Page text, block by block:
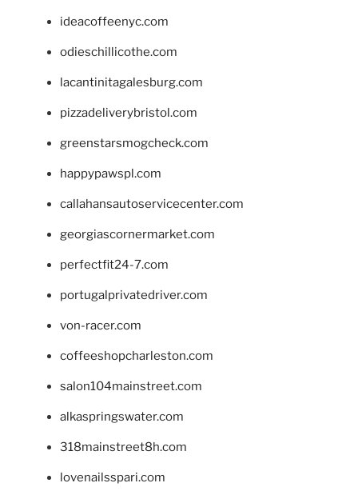
ideacoffeenyc.com
odieschillicothe.com
lacantinitagalesburg.com
pizzadeliverybristol.com
greenstarsmogcheck.com
happypawspl.com
callahansautoservicecenter.com
georgiascornermarket.com
perfectfit24-7.com
portugalprivatedriver.com
von-racer.com
coffeeshopcharleston.com
salon104mainstreet.com
alkaspringswater.com
318mainstreet8h.com
lovenailsspari.com